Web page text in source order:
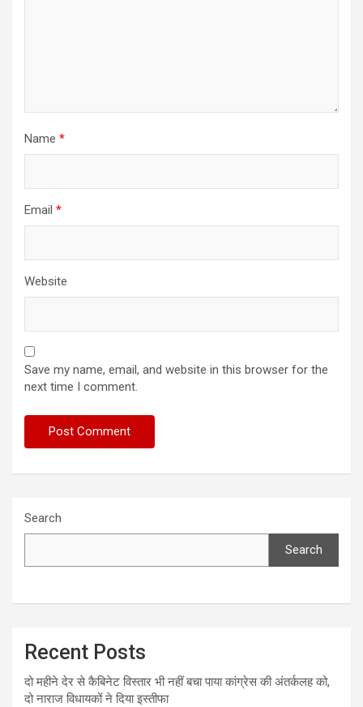
Name *
Email *
Website
Save my name, email, and website in this browser for the
next time I comment.
Search
Search
Recent Posts
दो महीने देर से कैबिनेट विस्तार भी नहीं बचा पाया कांग्रेस की अंतर्कलह को,
दो नाराज विधायकों ने दिया इस्तीफा